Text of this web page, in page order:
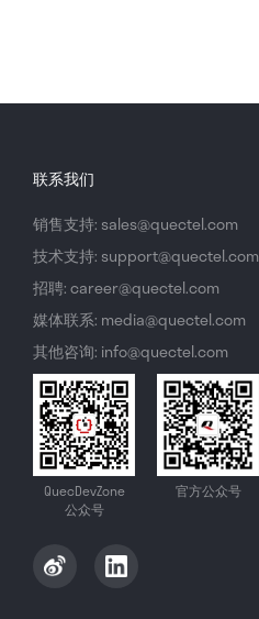
联系我们
销售支持: sales@quectel.com
技术支持: support@quectel.com
招聘: career@quectel.com
媒体联系: media@quectel.com
其他咨询: info@quectel.com
QuecDevZone
公众号
官方公众号